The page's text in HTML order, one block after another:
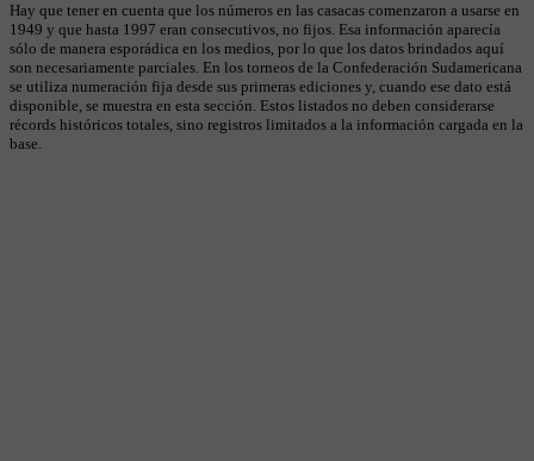
Hay que tener en cuenta que los números en las casacas comenzaron a usarse en
1949 y que hasta 1997 eran consecutivos, no fijos. Esa información aparecía
sólo de manera esporádica en los medios, por lo que los datos brindados aquí
son necesariamente parciales. En los torneos de la Confederación Sudamericana
se utiliza numeración fija desde sus primeras ediciones y, cuando ese dato está
disponible, se muestra en esta sección. Estos listados no deben considerarse
récords históricos totales, sino registros limitados a la información cargada en la
base.